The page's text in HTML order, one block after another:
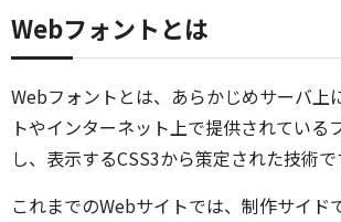
Webフォントとは
Webフォントとは、あらかじめサーバ上
トやインターネット上で提供されている
し、表示するCSS3から策定された技術で
これまでのWebサイトでは、制作サイド